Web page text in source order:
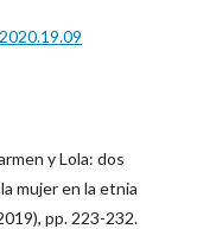
y Lola: dos
mujer en la etnia
pp. 223-232.